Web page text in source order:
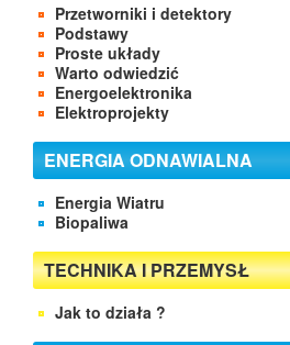
Przetworniki i detektory
Podstawy
Proste układy
Warto odwiedzić
Energoelektronika
Elektroprojekty
ENERGIA ODNAWIALNA
Energia Wiatru
Biopaliwa
TECHNIKA I PRZEMYSŁ
Jak to działa ?